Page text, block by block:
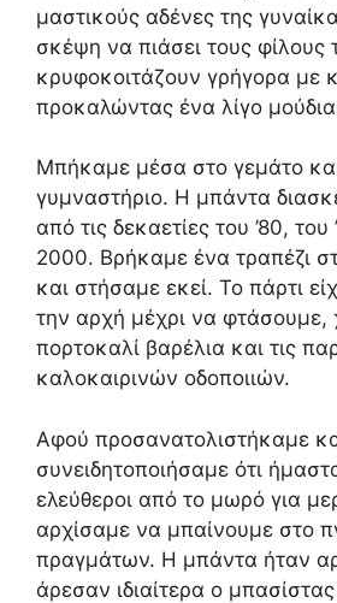
μαστικούς αδένες της
σκέψη να πιάσει τους φίλους
κρυφοκοιτάζουν γρήγορα με
προκαλώντας ένα λίγο
Μπήκαμε μέσα στο γεμάτο
γυμναστήριο. Η μπάντα
από τις δεκαετίες του ’80, του
2000. Βρήκαμε ένα τραπέζι
και στήσαμε εκεί. Το πάρτι
την αρχή μέχρι να φτάσουμε,
πορτοκαλί βαρέλια και τις
καλοκαιρινών οδοποιιών.
Αφού προσανατολιστήκαμε
συνειδητοποιήσαμε ότι
ελεύθεροι από το μωρό για
αρχίσαμε να μπαίνουμε στο
πραγμάτων. Η μπάντα ήταν
άρεσαν ιδιαίτερα ο